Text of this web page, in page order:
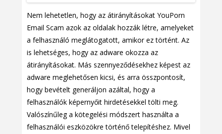
Nem lehetetlen, hogy az átirányításokat YouPorn
Email Scam azok az oldalak hozzák létre, amelyeket
a felhasználó meglátogatott, amikor ez történt. Az
is lehetséges, hogy az adware okozza az
átirányításokat. Más szennyeződésekhez képest az
adware meglehetősen kicsi, és arra összpontosít,
hogy bevételt generáljon azáltal, hogy a
felhasználók képernyőit hirdetésekkel tölti meg.
Valószínűleg a kötegelési módszert használta a
felhasználói eszközökre történő telepítéshez. Mivel